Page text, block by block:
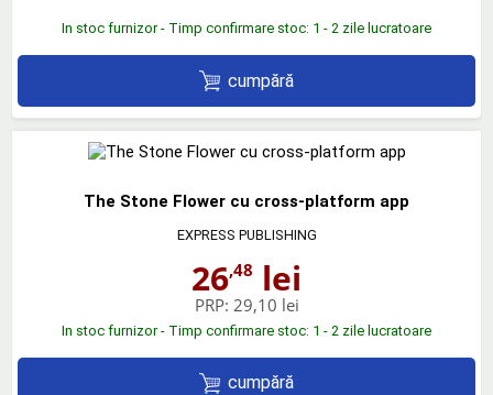
In stoc furnizor - Timp confirmare stoc: 1 - 2 zile lucratoare
cumpără
The Stone Flower cu cross-platform app
EXPRESS PUBLISHING
26,48 lei
PRP: 29,10 lei
In stoc furnizor - Timp confirmare stoc: 1 - 2 zile lucratoare
cumpără